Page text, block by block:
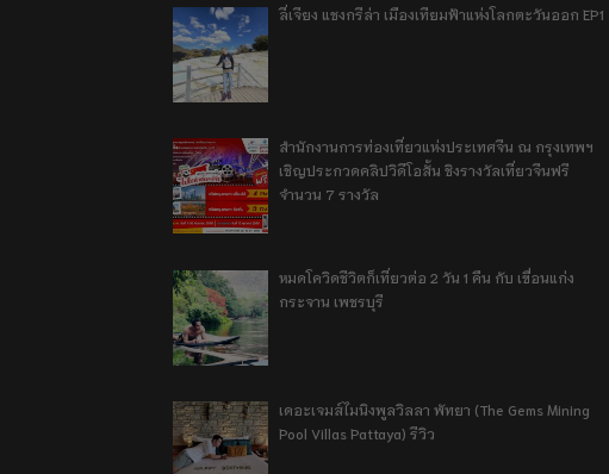
ลี่เจียง แชงกรีล่า เมืองเทียมฟ้าแห่งโลกตะวันออก EP1
สำนักงานการท่องเที่ยวแห่งประเทศจีน ณ กรุงเทพฯ
เชิญประกวดคลิปวิดีโอสั้น ชิงรางวัลเที่ยวจีนฟรี
จำนวน 7 รางวัล
หมดโควิดชีวิตก็เที่ยวต่อ 2 วัน 1 คืน กับ เขื่อนแก่ง
กระจาน เพชรบุรี
เดอะเจมส์ไมนิงพูลวิลลา พัทยา (The Gems Mining
Pool Villas Pattaya) รีวิว